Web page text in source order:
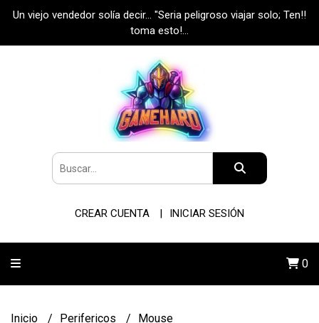
Un viejo vendedor solía decir... "Seria peligroso viajar solo; Ten!!
toma esto!...
CREAR CUENTA INICIAR SESIÓN
0
Inicio Perifericos Mouse